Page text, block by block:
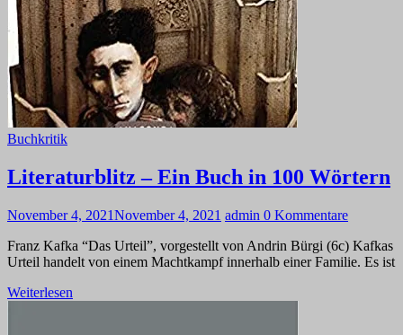
Buchkritik
Literaturblitz – Ein Buch in 100 Wörtern
November 4, 2021November 4, 2021 admin 0 Kommentare
Franz Kafka “Das Urteil”, vorgestellt von Andrin Bürgi (6c) Kafkas
Urteil handelt von einem Machtkampf innerhalb einer Familie. Es ist
Weiterlesen